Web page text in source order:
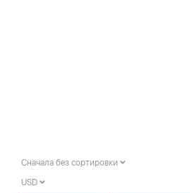
Сначала без сортировки
USD